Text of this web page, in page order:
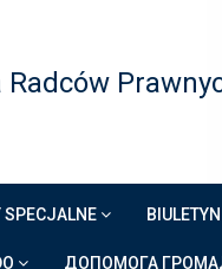
SPECJALNE BIULETYN
ДОПОМОГА